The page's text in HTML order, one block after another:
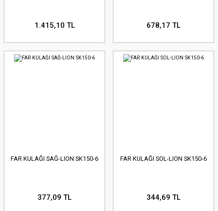
1.415,10 TL 678,17 TL
FAR KULAĞI SAĞ-LION SK150-6
377,09 TL
FAR KULAĞI SOL-LION SK150-6
344,69 TL